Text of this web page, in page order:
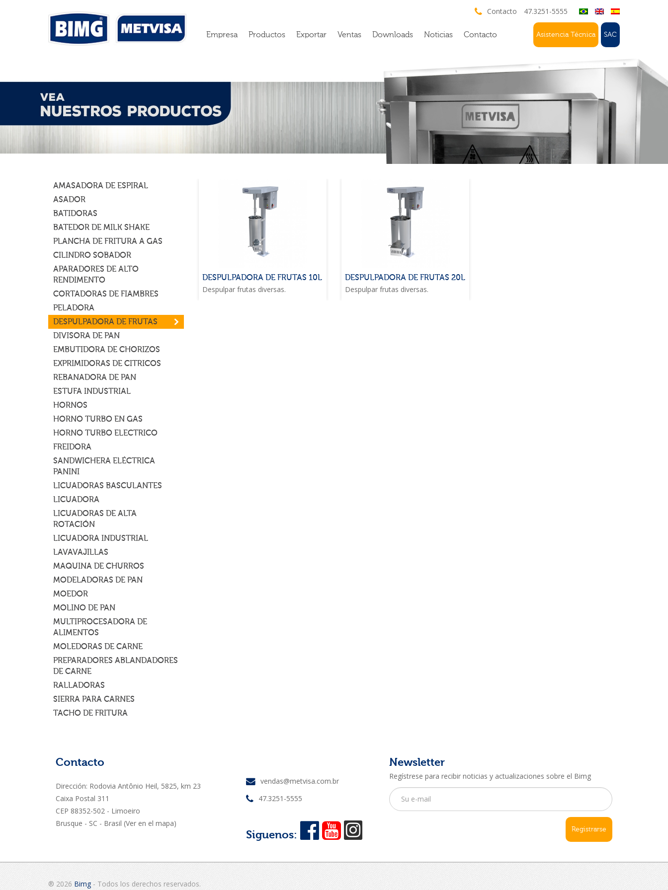
Contacto 47.3251-5555
Empresa Productos Exportar Ventas Downloads Noticias Contacto SAC
Asistencia Técnica
DESPULPADORA DE FRUTAS 10L
Despulpar frutas diversas.
DESPULPADORA DE FRUTAS 20L
Despulpar frutas diversas.
AMASADORA DE ESPIRAL
ASADOR
BATIDORAS
BATEDOR DE MILK SHAKE
PLANCHA DE FRITURA A GAS
CILINDRO SOBADOR
APARADORES DE ALTO
RENDIMENTO
CORTADORAS DE FIAMBRES
PELADORA
DESPULPADORA DE FRUTAS
DIVISORA DE PAN
EMBUTIDORA DE CHORIZOS
EXPRIMIDORAS DE CITRICOS
REBANADORA DE PAN
ESTUFA INDUSTRIAL
HORNOS
HORNO TURBO EN GAS
HORNO TURBO ELECTRICO
FREIDORA
SANDWICHERA ELÉCTRICA
PANINI
LICUADORAS BASCULANTES
LICUADORA
LICUADORAS DE ALTA
ROTACIÓN
LICUADORA INDUSTRIAL
LAVAVAJILLAS
MAQUINA DE CHURROS
MODELADORAS DE PAN
MOEDOR
MOLINO DE PAN
MULTIPROCESADORA DE
ALIMENTOS
MOLEDORAS DE CARNE
PREPARADORES ABLANDADORES
DE CARNE
RALLADORAS
SIERRA PARA CARNES
TACHO DE FRITURA
Contacto
Dirección: Rodovia Antônio Heil, 5825, km 23
Caixa Postal 311
CEP 88352-502 - Limoeiro
Brusque - SC - Brasil (Ver en el mapa)
vendas@metvisa.com.br
47.3251-5555
Siguenos:
Newsletter
Regístrese para recibir noticias y actualizaciones sobre el Bimg
Registrarse
® 2026Bimg- Todos los derechos reservados.